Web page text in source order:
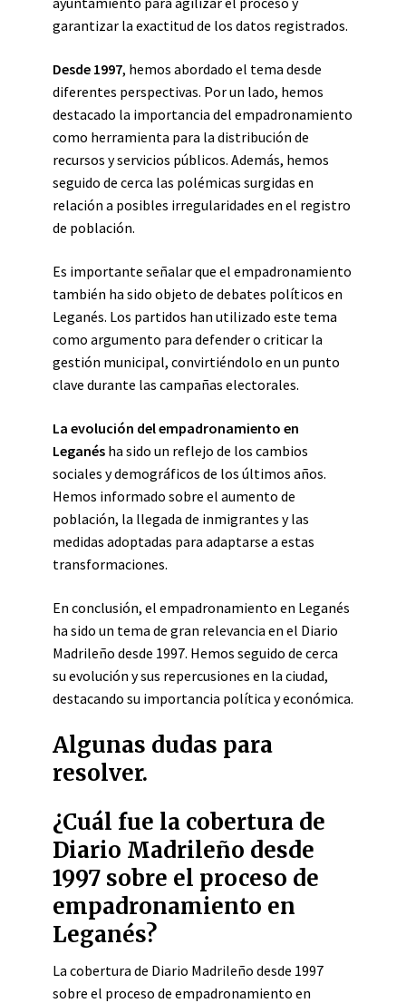
garantizar la exactitud de los datos registrados.
Desde 1997, hemos abordado el tema desde
diferentes perspectivas. Por un lado, hemos
destacado la importancia del empadronamiento
como herramienta para la distribución de
recursos y servicios públicos. Además, hemos
seguido de cerca las polémicas surgidas en
relación a posibles irregularidades en el registro
de población.
Es importante señalar que el empadronamiento
también ha sido objeto de debates políticos en
Leganés. Los partidos han utilizado este tema
como argumento para defender o criticar la
gestión municipal, convirtiéndolo en un punto
clave durante las campañas electorales.
La evolución del empadronamiento en
Leganés ha sido un reflejo de los cambios
sociales y demográficos de los últimos años.
Hemos informado sobre el aumento de
población, la llegada de inmigrantes y las
medidas adoptadas para adaptarse a estas
transformaciones.
En conclusión, el empadronamiento en Leganés
ha sido un tema de gran relevancia en el Diario
Madrileño desde 1997. Hemos seguido de cerca
su evolución y sus repercusiones en la ciudad,
destacando su importancia política y económica.
Algunas dudas para
resolver.
¿Cuál fue la cobertura de
Diario Madrileño desde
1997 sobre el proceso de
empadronamiento en
Leganés?
La cobertura de Diario Madrileño desde 1997
sobre el proceso de empadronamiento en